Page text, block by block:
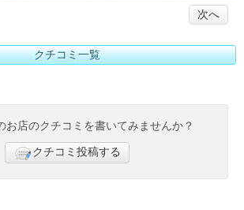
次へ
クチコミ一覧
お店のクチコミを書いてみませんか？
クチコミ投稿する